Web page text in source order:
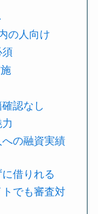
の人向け
須
認なし
の融資実績
借りれる
でも審査対